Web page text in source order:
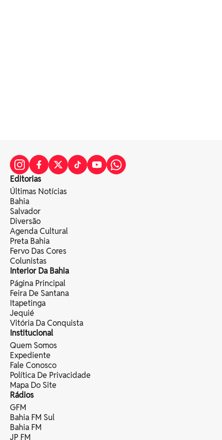
Editorias
Últimas Notícias
Bahia
Salvador
Diversão
Agenda Cultural
Preta Bahia
Fervo Das Cores
Colunistas
Interior Da Bahia
Página Principal
Feira De Santana
Itapetinga
Jequié
Vitória Da Conquista
Institucional
Quem Somos
Expediente
Fale Conosco
Política De Privacidade
Mapa Do Site
Rádios
GFM
Bahia FM Sul
Bahia FM
JP FM